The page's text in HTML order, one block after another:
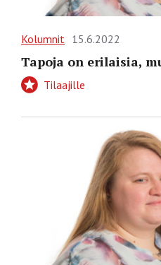
Kolumnit 15.6.2022
Tapoja on erilaisia,
Tilaajille